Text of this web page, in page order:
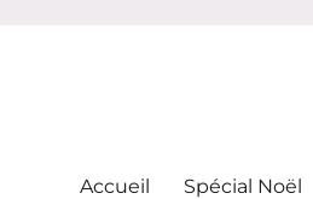
Accueil Spécial Noël